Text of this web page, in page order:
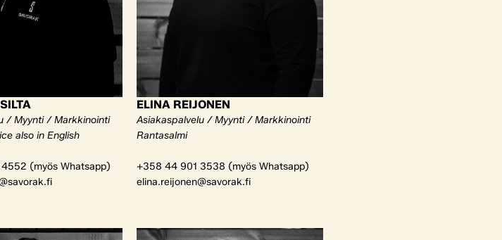
/ Myynti / Markkinointi
also in English
(myös Whatsapp)
ELINA REIJONEN
Asiakaspalvelu / Myynti / Markkinointi
Rantasalmi
+358 44 901 3538 (myös Whatsapp)
elina.reijonen@savorak.fi